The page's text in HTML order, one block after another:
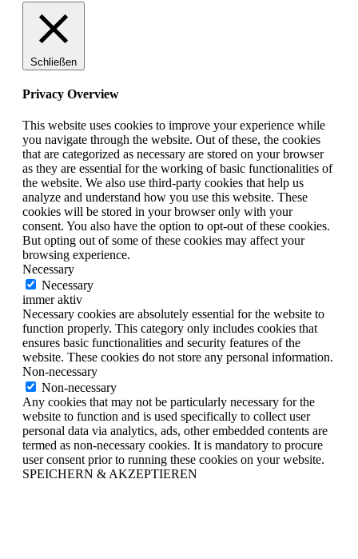
Schließen
Privacy Overview
This website uses cookies to improve your experience while
you navigate through the website. Out of these, the cookies
that are categorized as necessary are stored on your browser
as they are essential for the working of basic functionalities of
the website. We also use third-party cookies that help us
analyze and understand how you use this website. These
cookies will be stored in your browser only with your
consent. You also have the option to opt-out of these cookies.
But opting out of some of these cookies may affect your
browsing experience.
Necessary
Necessary
immer aktiv
Necessary cookies are absolutely essential for the website to
function properly. This category only includes cookies that
ensures basic functionalities and security features of the
website. These cookies do not store any personal information.
Non-necessary
Non-necessary
Any cookies that may not be particularly necessary for the
website to function and is used specifically to collect user
personal data via analytics, ads, other embedded contents are
termed as non-necessary cookies. It is mandatory to procure
user consent prior to running these cookies on your website.
SPEICHERN & AKZEPTIEREN